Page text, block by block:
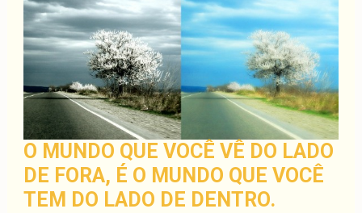
O MUNDO QUE VOCÊ VÊ DO LADO
DE FORA, É O MUNDO QUE VOCÊ
TEM DO LADO DE DENTRO.